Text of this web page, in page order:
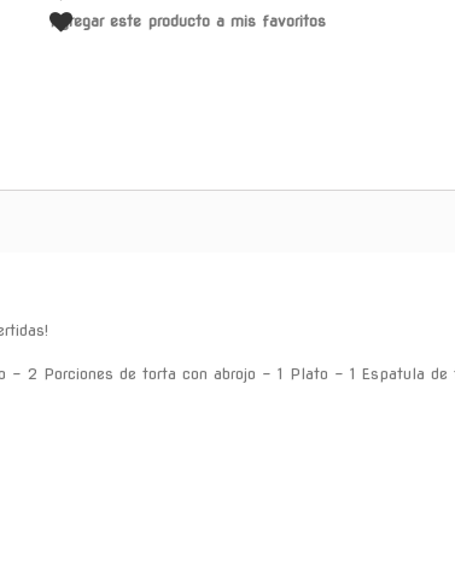
Agregar este producto a mis favoritos
2 Porciones de torta con abrojo - 1 Plato - 1 Espatula de